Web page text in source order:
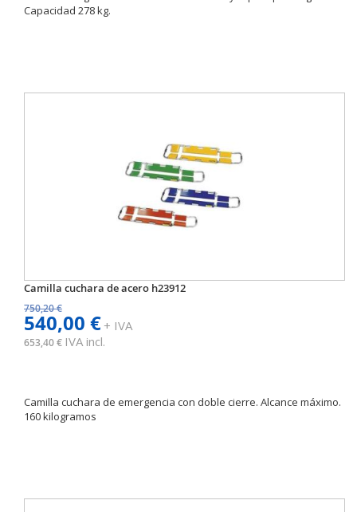
Capacidad 278 kg.
Camilla cuchara de acero h23912
750,20 €
540,00 €+ IVA
653,40 € IVA incl.
Camilla cuchara de emergencia con doble cierre. Alcance máximo.
160 kilogramos